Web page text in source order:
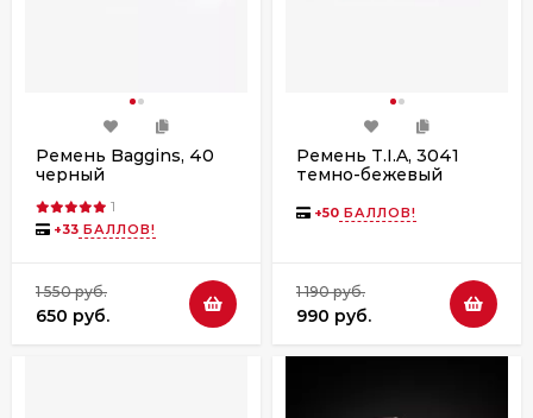
Ремень Baggins, 40
черный
1
+33 БАЛЛОВ!
1 550 руб.
650 руб.
Ремень T.I.A, 3041
темно-бежевый
+50 БАЛЛОВ!
1 190 руб.
990 руб.